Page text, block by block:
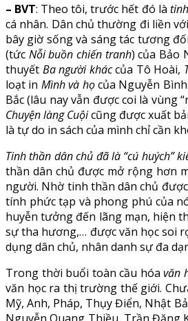
– BVT: Theo tôi, trước hết đó là
cá nhân. Dân chủ thường đi liền
bây giờ sống và sáng tác tương
(tức Nỗi buồn chiến tranh) của Bảo
thuyết Ba người kháccủa Tô Hoài,
loạt in Mình và họcủa Nguyễn
Bắc (lâu nay vẫn được coi là vùng
Chuyện làng Cuộicũng được xuất
là tự do in sách của mình chỉ cần
Tinh thần dân chủ đã là “cú huých”
thần dân chủ được mở rộng hơn
người. Nhờ tinh thần dân chủ
tính phức tạp và phong phú của
huyễn tưởng đến lãng mạn, hiện
sự tha hương,… được văn học soi
dụng dân chủ, nhân danh sự đa
Trong thời buổi toàn cầu hóavăn
văn học ra thị trường thế giới.
Mỹ, Anh, Pháp, Thụy Điển, Nhật